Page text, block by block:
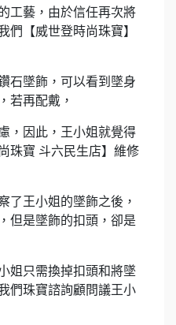
工藝，由於信任再次將
們【威世登時尚珠寶】
石墜飾，可以看到墜身
若再配戴，
，因此，王小姐就覺得
珠寶 斗六民生店】維修
了王小姐的墜飾之後，
但是墜飾的扣頭，卻是
姐只需換掉扣頭和將墜
們珠寶諮詢顧問議王小